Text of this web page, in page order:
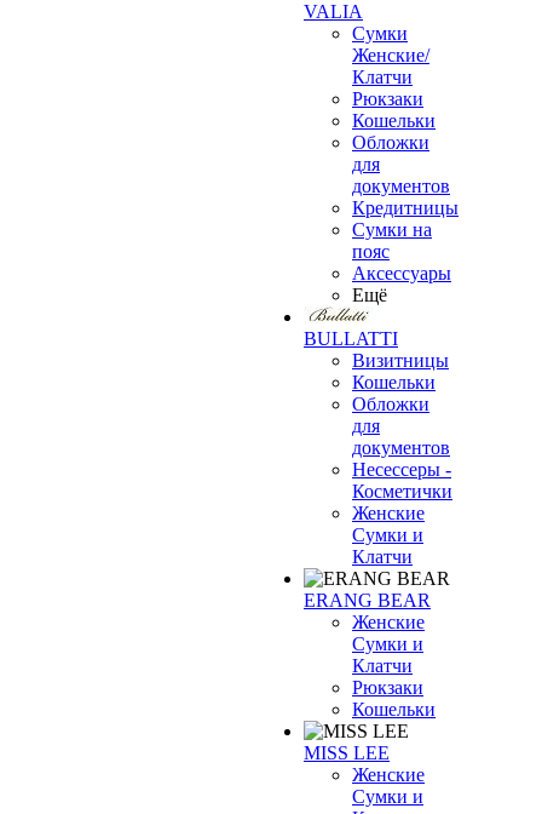
VALIA
Сумки
Женские/
Клатчи
Рюкзаки
Кошельки
Обложки
для
документов
Кредитницы
Сумки на
пояс
Аксессуары
Ещё
BULLATTI
Визитницы
Кошельки
Обложки
для
документов
Несессеры -
Косметички
Женские
Сумки и
Клатчи
ERANG BEAR
Женские
Сумки и
Клатчи
Рюкзаки
Кошельки
MISS LEE
Женские
Сумки и